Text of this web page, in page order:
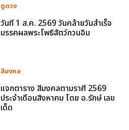
ดูดวง
วันที่ 1 ส.ค. 2569 วันคล้ายวันสำเร็จ
มรรคผลพระโพธิสัตว์กวนอิม
สีมงคล
แจกตาราง สีมงคลตามราศี 2569
ประจำเดือนสิงหาคม โดย อ.รักษ์ เลข
เด็ด